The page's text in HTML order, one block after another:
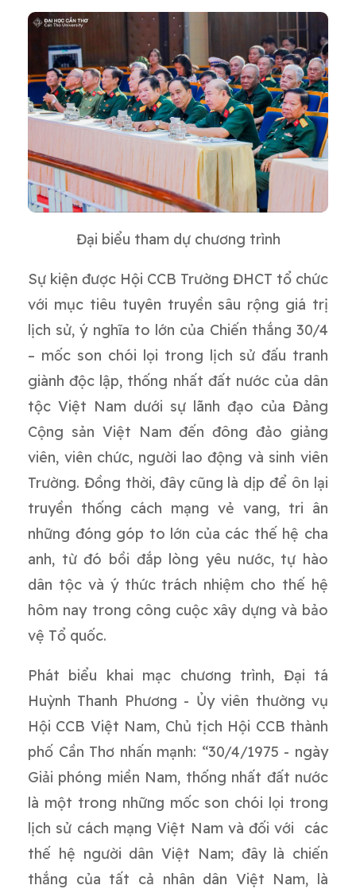
Đại biểu tham dự chương trình
Sự kiện được Hội CCB Trường ĐHCT tổ chức
với mục tiêu tuyên truyền sâu rộng giá trị
lịch sử, ý nghĩa to lớn của Chiến thắng 30/4
– mốc son chói lọi trong lịch sử đấu tranh
giành độc lập, thống nhất đất nước của dân
tộc Việt Nam dưới sự lãnh đạo của Đảng
Cộng sản Việt Nam đến đông đảo giảng
viên, viên chức, người lao động và sinh viên
Trường. Đồng thời, đây cũng là dịp để ôn lại
truyền thống cách mạng vẻ vang, tri ân
những đóng góp to lớn của các thế hệ cha
anh, từ đó bồi đắp lòng yêu nước, tự hào
dân tộc và ý thức trách nhiệm cho thế hệ
hôm nay trong công cuộc xây dựng và bảo
vệ Tổ quốc.
Phát biểu khai mạc chương trình, Đại tá
Huỳnh Thanh Phương - Ủy viên thường vụ
Hội CCB Việt Nam, Chủ tịch Hội CCB thành
phố Cần Thơ nhấn mạnh: “30/4/1975 - ngày
Giải phóng miền Nam, thống nhất đất nước
là một trong những mốc son chói lọi trong
lịch sử cách mạng Việt Nam và đối với các
thế hệ người dân Việt Nam; đây là chiến
thắng của tất cả nhân dân Việt Nam, là